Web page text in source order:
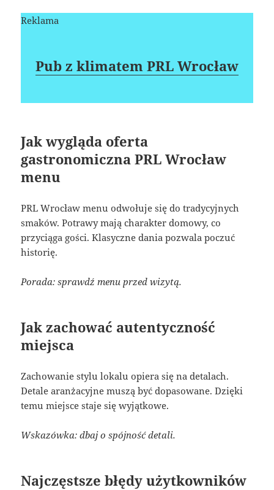
Reklama
Pub z klimatem PRL Wrocław
Jak wygląda oferta
gastronomiczna PRL Wrocław
menu
PRL Wrocław menu odwołuje się do tradycyjnych
smaków. Potrawy mają charakter domowy, co
przyciąga gości. Klasyczne dania pozwala poczuć
historię.
Porada: sprawdź menu przed wizytą.
Jak zachować autentyczność
miejsca
Zachowanie stylu lokalu opiera się na detalach.
Detale aranżacyjne muszą być dopasowane. Dzięki
temu miejsce staje się wyjątkowe.
Wskazówka: dbaj o spójność detali.
Najczęstsze błędy użytkowników